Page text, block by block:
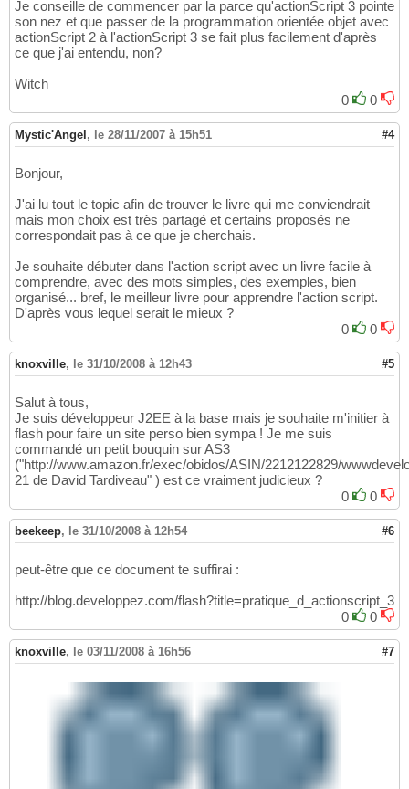
Je conseille de commencer par la parce qu'actionScript 3 pointe
son nez et que passer de la programmation orientée objet avec
actionScript 2 à l'actionScript 3 se fait plus facilement d'après
ce que j'ai entendu, non?
Witch
0
0
Mystic'Angel , le 28/11/2007 à 15h51 #4
Bonjour,
J'ai lu tout le topic afin de trouver le livre qui me conviendrait
mais mon choix est très partagé et certains proposés ne
correspondait pas à ce que je cherchais.
Je souhaite débuter dans l'action script avec un livre facile à
comprendre, avec des mots simples, des exemples, bien
organisé... bref, le meilleur livre pour apprendre l'action script.
D'après vous lequel serait le mieux ?
0
0
knoxville, le 31/10/2008 à 12h43 #5
Salut à tous,
Je suis développeur J2EE à la base mais je souhaite m'initier à
flash pour faire un site perso bien sympa ! Je me suis
commandé un petit bouquin sur AS3
("http://www.amazon.fr/exec/obidos/ASIN/2212122829/
21 de David Tardiveau" ) est ce vraiment judicieux ?
0
0
beekeep, le 31/10/2008 à 12h54 #6
peut-être que ce document te suffirai :
http://blog.developpez.com/flash?title=pratique_d_actionscript_3
0
0
knoxville, le 03/11/2008 à 16h56 #7